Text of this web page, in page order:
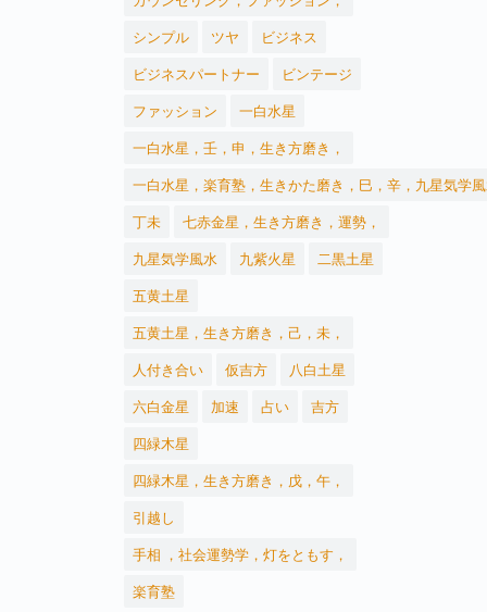
シンプル
ツヤ
ビジネス
ビジネスパートナー
ビンテージ
ファッション
一白水星
一白水星，壬，申，生き方磨き，
一白水星，楽育塾，生きかた磨き，巳，辛，九星気学
丁未
七赤金星，生き方磨き，運勢，
九星気学風水
九紫火星
二黒土星
五黄土星
五黄土星，生き方磨き，己，未，
人付き合い
仮吉方
八白土星
六白金星
加速 占い
吉方
四緑木星
四緑木星，生き方磨き，戊，午，
引越し
手相 ，社会運勢学，灯をともす，
楽育塾